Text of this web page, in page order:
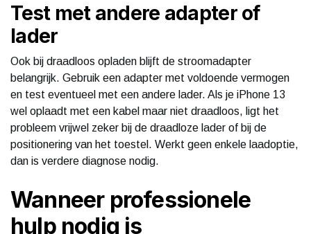
Test met andere adapter of
lader
Ook bij draadloos opladen blijft de stroomadapter
belangrijk. Gebruik een adapter met voldoende vermogen
en test eventueel met een andere lader. Als je iPhone 13
wel oplaadt met een kabel maar niet draadloos, ligt het
probleem vrijwel zeker bij de draadloze lader of bij de
positionering van het toestel. Werkt geen enkele laadoptie,
dan is verdere diagnose nodig.
Wanneer professionele
hulp nodig is